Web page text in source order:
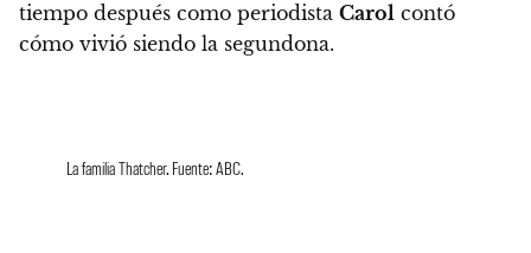
tiempo después como periodista Carol contó
cómo vivió siendo la segundona.
La familia Thatcher. Fuente: ABC.